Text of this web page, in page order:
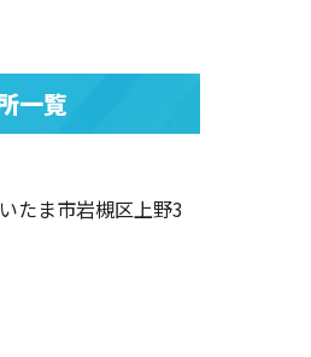
一覧
たま市岩槻区上野3